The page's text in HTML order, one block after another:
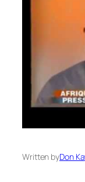
Written byDon